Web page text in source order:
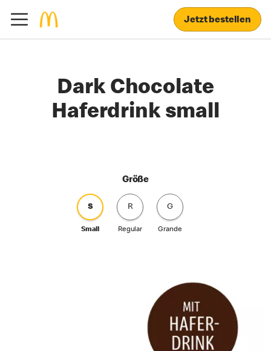
Jetzt bestellen
Dark Chocolate
Haferdrink small
Größe
S
Small
R
Regular
G
Grande